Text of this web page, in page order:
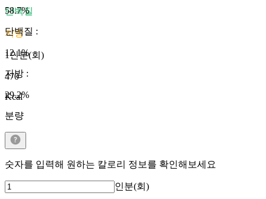
단백질
지방
1인분(회)
470
Kcal
58.7%
단백질 :
12.1%
지방 :
29.2%
분량
숫자를 입력해 원하는 칼로리 정보를 확인해보세요
인분(회)